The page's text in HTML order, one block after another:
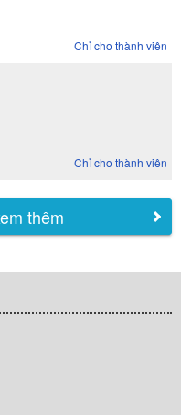
Chỉ cho thành viên
Chỉ cho thành viên
thêm